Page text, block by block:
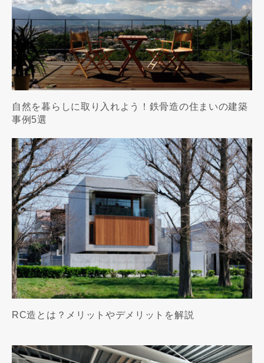
自然を暮らしに取り入れよう！鉄骨造の住まいの建築
事例5選
RC造とは？メリットやデメリットを解説